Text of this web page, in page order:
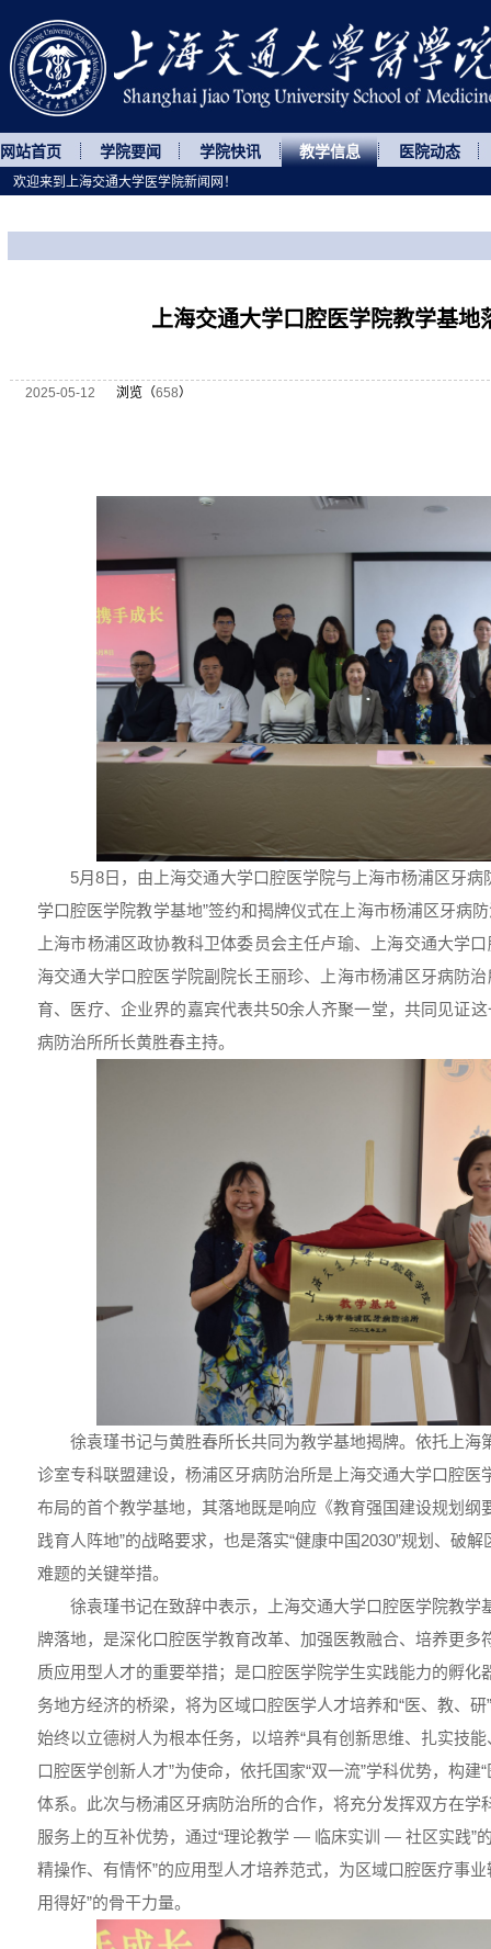
网站首页 学院要闻 学院快讯 教学信息 医院动态
上海交通大学口腔医学院教学基地
2025-05-12 浏览（658）
5月8日，由上海交通大学口腔医学院与上海市杨浦区牙病
学口腔医学院教学基地”签约和揭牌仪式在上海市杨浦区牙病
上海市杨浦区政协教科卫体委员会主任卢瑜、上海交通大学
海交通大学口腔医学院副院长王丽珍、上海市杨浦区牙病防
育、医疗、企业界的嘉宾代表共50余人齐聚一堂，共同见证
病防治所所长黄胜春主持。
徐袁瑾书记与黄胜春所长共同为教学基地揭牌。依托上海
诊室专科联盟建设，杨浦区牙病防治所是上海交通大学口腔医
布局的首个教学基地，其落地既是响应《教育强国建设规划纲
践育人阵地”的战略要求，也是落实“健康中国2030”规划、破
难题的关键举措。
徐袁瑾书记在致辞中表示，上海交通大学口腔医学院教学
牌落地，是深化口腔医学教育改革、加强医教融合、培养更多
质应用型人才的重要举措；是口腔医学院学生实践能力的孵化
务地方经济的桥梁，将为区域口腔医学人才培养和“医、教、
始终以立德树人为根本任务，以培养“具有创新思维、扎实技
口腔医学创新人才”为使命，依托国家“双一流”学科优势，构建
体系。此次与杨浦区牙病防治所的合作，将充分发挥双方在学
服务上的互补优势，通过“理论教学 — 临床实训 — 社区实践”
精操作、有情怀”的应用型人才培养范式，为区域口腔医疗事
用得好”的骨干力量。
欢迎来到上海交通大学医学院新闻网！